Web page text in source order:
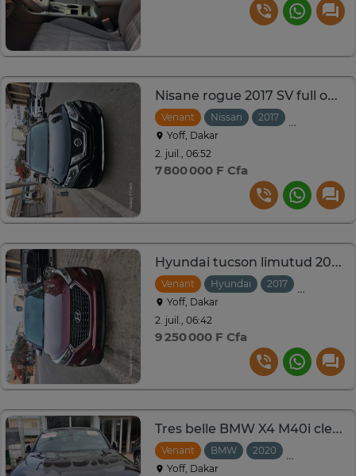
Nisane rogue 2017 SV full option 7plass caméra A360
Venant Nissan 2017
Yoff, Dakar
2. juil., 06:52
7 800 000 F Cfa
Hyundai tucson limutud 2017 4 clinder 2.0 full options
Venant Hyundai 2017
Yoff, Dakar
2. juil., 06:42
9 250 000 F Cfa
Tres belle BMW X4 M40i clean title
Venant BMW 2020
Yoff, Dakar